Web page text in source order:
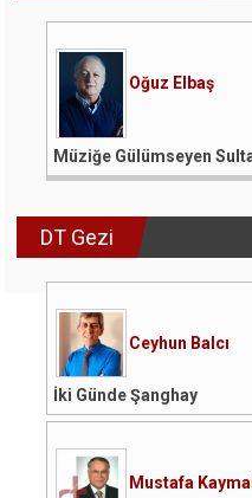
Oğuz Elbaş
Müziğe Gülümseyen
DT Gezi
Ceyhun Balcı
İki Günde Şanghay
Mustafa